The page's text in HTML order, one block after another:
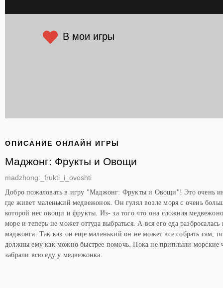
В мои игры
ОПИСАНИЕ ОНЛАЙН ИГРЫ
Маджонг: Фрукты и Овощи
madzhong:_frukti_i_ovoshti
Добро пожаловать в игру "Маджонг: Фрукты и Овощи"! Это очень
где живет маленький медвежонок. Он гулял возле моря с очень
которой нес овощи и фрукты. Из- за того что она сложная
море и теперь не может оттуда выбраться. А вся его еда
маджонга. Так как он еще маленький он не может все собрать сам,
должны ему как можно быстрее помочь. Пока не приплыли морские
забрали всю еду у медвежонка.